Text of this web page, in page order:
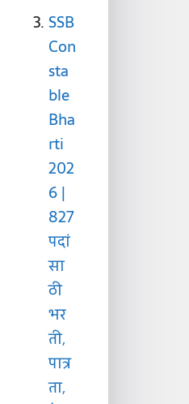
SSB
Con
sta
ble
Bha
rti
202
6 |
827
पदां
सा
ठी
भर
ती,
पात्र
ता,